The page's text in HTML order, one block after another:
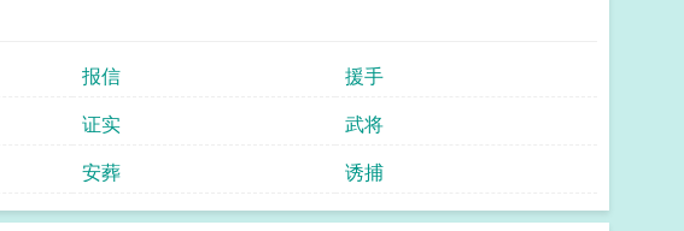
报信
援手
证实
武将
安葬 诱捕